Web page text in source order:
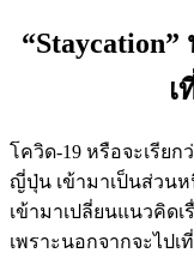
เ
โควิด-19 หรือจะเรีย
ญี่ปุ่น เข้ามาเป็นส่วนห
เข้ามาเปลี่ยนแนวคิด
เพราะนอกจากจะไปเ